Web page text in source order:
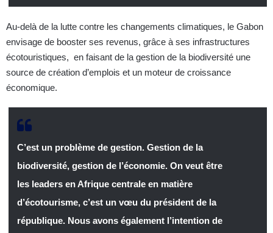
Au-delà de la lutte contre les changements climatiques, le Gabon
envisage de booster ses revenus, grâce à ses infrastructures
écotouristiques, en faisant de la gestion de la biodiversité une
source de création d’emplois et un moteur de croissance
économique.
C’est un problème de gestion. Gestion de la
biodiversité, gestion de l’économie. On veut être
les leaders en Afrique centrale en matière
d’écotourisme, c’est un vœu du président de la
république. Nous avons également l’intention de